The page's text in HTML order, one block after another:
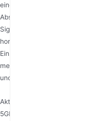
eine Umverteilung der
Abstrahlungsmusters. Eine
Signalenergie in einen
horizontale Abdeckung,
Einstöckige Häuser eignen
mehrstöckige Gebäude
und niedrigem Gewinn
Aktuelle Mainstream-
5GHz. Das 2.4GHz-Band